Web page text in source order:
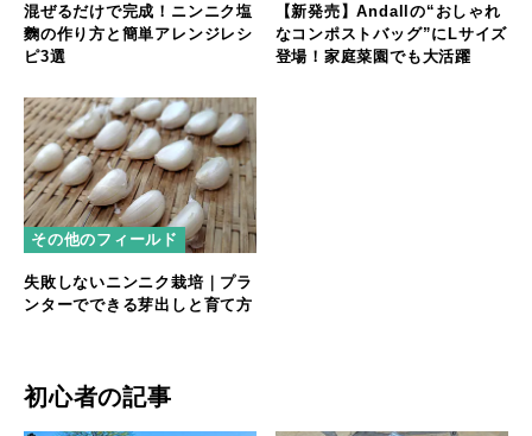
混ぜるだけで完成！ニンニク塩
麴の作り方と簡単アレンジレシ
ピ3選
【新発売】Andallの“おしゃれ
なコンポストバッグ”にLサイズ
登場！家庭菜園でも大活躍
その他のフィールド
失敗しないニンニク栽培｜プラ
ンターでできる芽出しと育て方
初心者の記事